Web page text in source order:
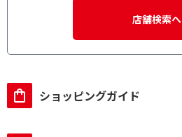
店舗検索へ
ショッピングガイド